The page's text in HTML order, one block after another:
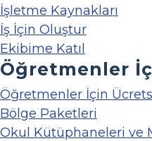
İşletme Kaynakları
İş İçin Oluştur
Ekibime Katıl
Öğretmenler
Öğretmenler İçin
Bölge Paketleri
Okul Kütüphaneleri ve